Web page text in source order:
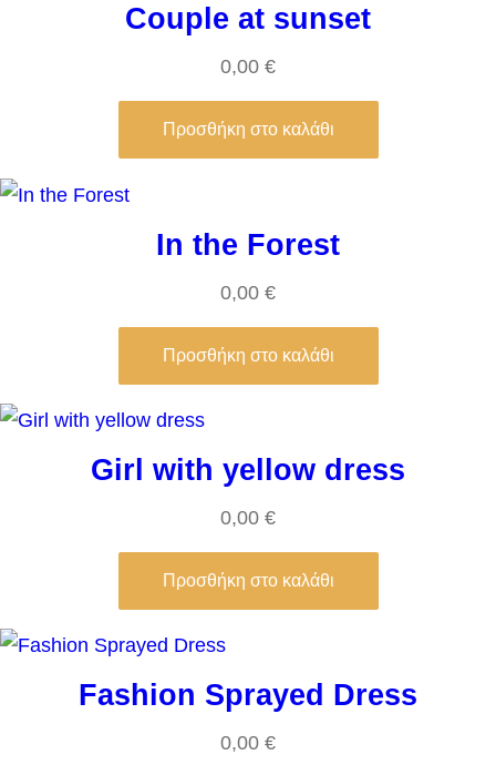
Couple at sunset
0,00 €
Προσθήκη στο καλάθι
In the Forest
0,00 €
Προσθήκη στο καλάθι
Girl with yellow dress
0,00 €
Προσθήκη στο καλάθι
Fashion Sprayed Dress
0,00 €